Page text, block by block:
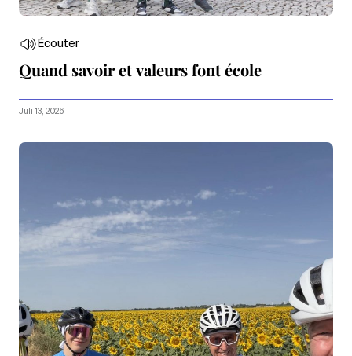
Écouter
Quand savoir et valeurs font école
Juli 13, 2026